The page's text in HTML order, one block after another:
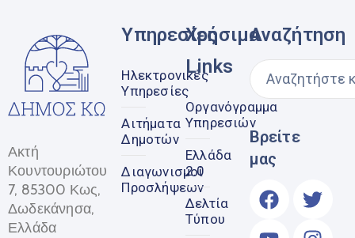
Ακτή
Κουντουριώτου
7, 85300 Κως,
Δωδεκάνησα,
Ελλάδα
Υπηρεσίες
Ηλεκτρονικές
Υπηρεσίες
Αιτήματα
Δημοτών
Διαγωνισμοί
Προσλήψεων
Χρήσιμα
Links
Οργανόγραμμα
Υπηρεσιών
Ελλάδα
2.0
Δελτία
Τύπου
Αναζήτηση
Βρείτε
μας